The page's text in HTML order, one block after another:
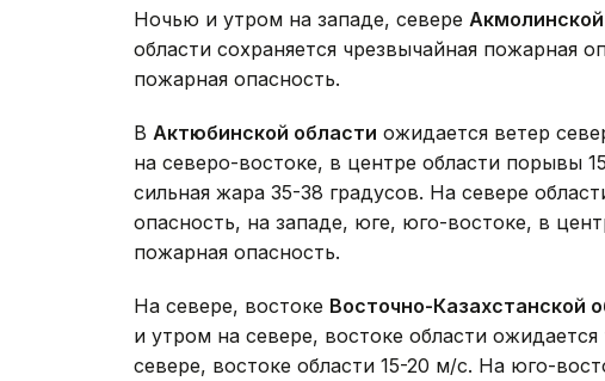
Ночью и утром на западе, севере
области сохраняется чрезвычайная пожарная
пожарная опасность.
В Актюбинской области ожидается ветер
на северо-востоке, в центре области порывы
сильная жара 35-38 градусов. На севере
опасность, на западе, юге, юго-востоке, в
пожарная опасность.
На севере, востоке Восточно-Казахстанской
и утром на севере, востоке области
севере, востоке области 15-20 м/с. На юго-